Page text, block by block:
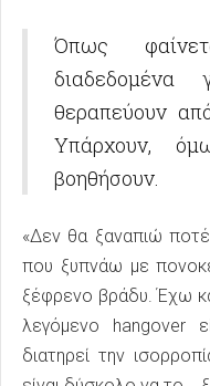
Όπως
διαδεδομένα
θεραπεύουν
Υπάρχουν,
βοηθήσουν.
«Δεν θα ξαναπιώ
που ξυπνάω με
ξέφρενο βράδυ. Έχω
λεγόμενο hangover
διατηρεί την